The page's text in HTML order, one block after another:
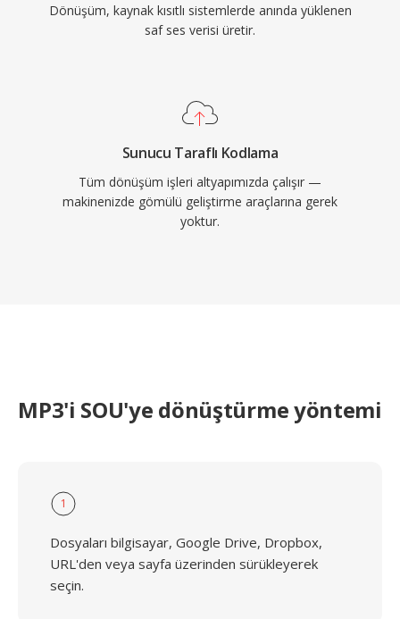
Dönüşüm, kaynak kısıtlı sistemlerde anında yüklenen
saf ses verisi üretir.
Sunucu Taraflı Kodlama
Tüm dönüşüm işleri altyapımızda çalışır —
makinenizde gömülü geliştirme araçlarına gerek
yoktur.
MP3'i SOU'ye dönüştürme yöntemi
1
Dosyaları bilgisayar, Google Drive, Dropbox,
URL'den veya sayfa üzerinden sürükleyerek
seçin.